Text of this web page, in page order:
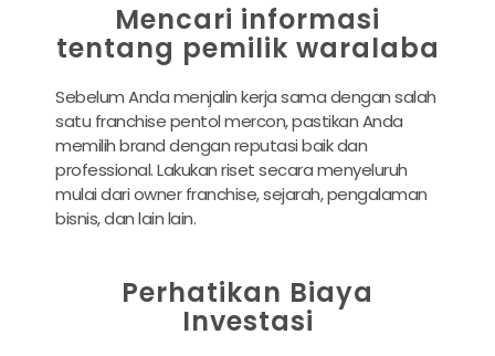
Mencari informasi
tentang pemilik waralaba
Sebelum Anda menjalin kerja sama dengan salah
satu franchise pentol mercon, pastikan Anda
memilih brand dengan reputasi baik dan
professional. Lakukan riset secara menyeluruh
mulai dari owner franchise, sejarah, pengalaman
bisnis, dan lain lain.
Perhatikan Biaya
Investasi